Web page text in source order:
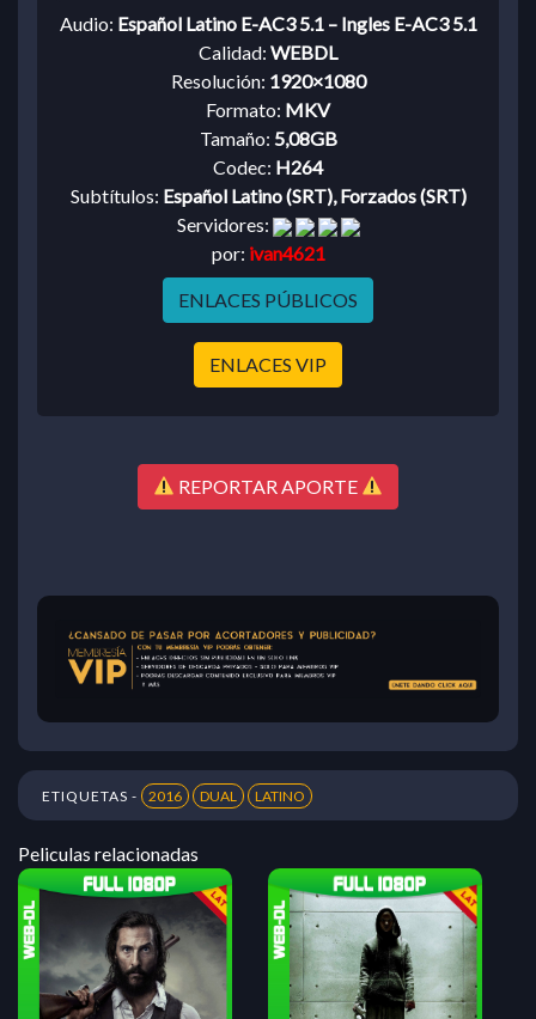
Audio: Español Latino E-AC3 5.1 – Ingles E-AC3 5.1
Calidad: WEBDL
Resolución: 1920×1080
Formato: MKV
Tamaño: 5,08GB
Codec: H264
Subtítulos: Español Latino (SRT), Forzados (SRT)
Servidores:
por: ivan4621
ENLACES PÚBLICOS
ENLACES VIP
REPORTAR APORTE
ETIQUETAS - 2016 DUAL LATINO
Peliculas relacionadas